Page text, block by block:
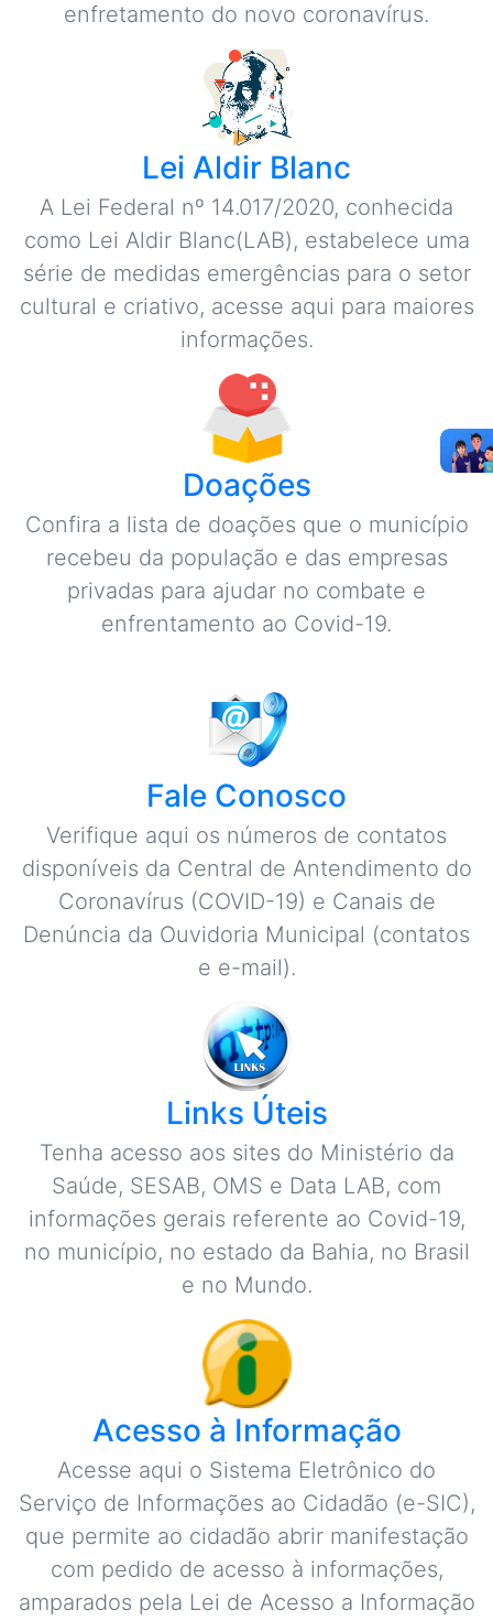
enfretamento do novo coronavírus.
Lei Aldir Blanc
A Lei Federal nº 14.017/2020, conhecida
como Lei Aldir Blanc(LAB), estabelece uma
série de medidas emergências para o setor
cultural e criativo, acesse aqui para maiores
informações.
Doações
Confira a lista de doações que o município
recebeu da população e das empresas
privadas para ajudar no combate e
enfrentamento ao Covid-19.
Fale Conosco
Verifique aqui os números de contatos
disponíveis da Central de Antendimento do
Coronavírus (COVID-19) e Canais de
Denúncia da Ouvidoria Municipal (contatos
e e-mail).
Links Úteis
Tenha acesso aos sites do Ministério da
Saúde, SESAB, OMS e Data LAB, com
informações gerais referente ao Covid-19,
no município, no estado da Bahia, no Brasil
e no Mundo.
Acesso à Informação
Acesse aqui o Sistema Eletrônico do
Serviço de Informações ao Cidadão (e-SIC),
que permite ao cidadão abrir manifestação
com pedido de acesso à informações,
amparados pela Lei de Acesso a Informação